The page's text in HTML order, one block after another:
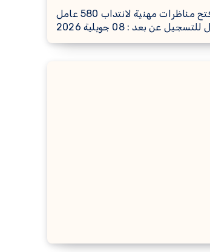
وزارة التربية : فتح مناظرات مهنية لانتداب 580 عامل
عن بعد : 08 جويلية 2026